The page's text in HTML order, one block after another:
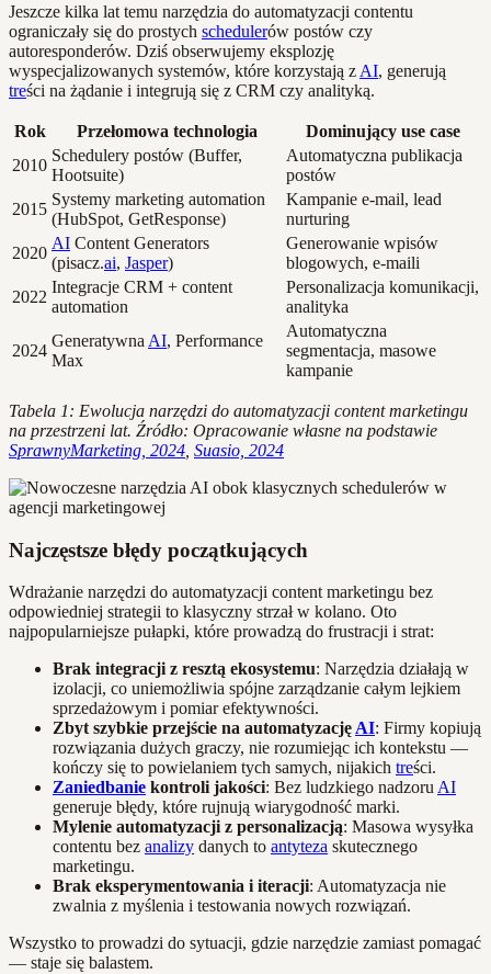
Jeszcze kilka lat temu narzędzia do automatyzacji contentu
ograniczały się do prostych schedulerów postów czy
autoresponderów. Dziś obserwujemy eksplozję
wyspecjalizowanych systemów, które korzystają z AI, generują
treści na żądanie i integrują się z CRM czy analityką.
Rok Przełomowa technologia
Dominujący use case
2010
Schedulery postów (Buffer,
Hootsuite)
Automatyczna publikacja
postów
2015
Systemy marketing automation
(HubSpot, GetResponse)
Kampanie e-mail, lead
nurturing
2020
AI Content Generators
(pisacz.ai, Jasper)
Generowanie wpisów
blogowych, e-maili
2022
Integracje CRM + content
automation
Personalizacja komunikacji,
analityka
2024
Generatywna AI, Performance
Max
Automatyczna
segmentacja, masowe
kampanie
Tabela 1: Ewolucja narzędzi do automatyzacji content marketingu
na przestrzeni lat. Źródło: Opracowanie własne na podstawie
SprawnyMarketing, 2024 Suasio, 2024
Najczęstsze błędy początkujących
Wdrażanie narzędzi do automatyzacji content marketingu bez
odpowiedniej strategii to klasyczny strzał w kolano. Oto
najpopularniejsze pułapki, które prowadzą do frustracji i strat:
Brak integracji z resztą ekosystemu: Narzędzia działają w
izolacji, co uniemożliwia spójne zarządzanie całym lejkiem
sprzedażowym i pomiar efektywności.
Zbyt szybkie przejście na automatyzację AI: Firmy kopiują
rozwiązania dużych graczy, nie rozumiejąc ich kontekstu —
kończy się to powielaniem tych samych, nijakich treści.
Zaniedbanie kontroli jakości: Bez ludzkiego nadzoru AI
generuje błędy, które rujnują wiarygodność marki.
Mylenie automatyzacji z personalizacją: Masowa wysyłka
contentu bez analizy danych to antyteza skutecznego
marketingu.
Brak eksperymentowania i iteracji: Automatyzacja nie
zwalnia z myślenia i testowania nowych rozwiązań.
Wszystko to prowadzi do sytuacji, gdzie narzędzie zamiast pomagać
— staje się balastem.